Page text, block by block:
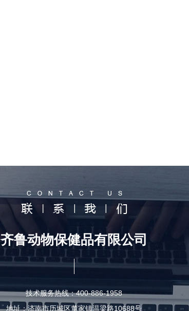
齐鲁动物保健品有限公司
技术服务热线：400-886-1958
地址：济南市历城区董家镇温梁路10688号